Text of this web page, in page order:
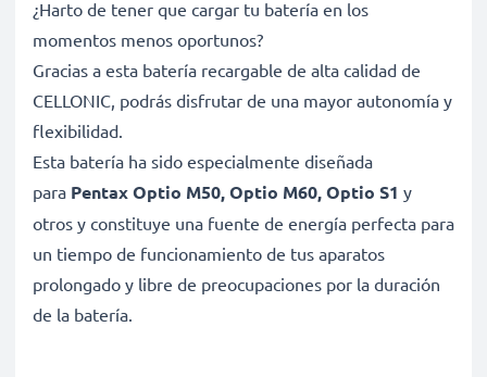
¿Harto de tener que cargar tu batería en los
momentos menos oportunos?
Gracias a esta batería recargable de alta calidad de
CELLONIC, podrás disfrutar de una mayor autonomía y
flexibilidad.
Esta batería ha sido especialmente diseñada
para Pentax Optio M50, Optio M60, Optio S1 y
otros y constituye una fuente de energía perfecta para
un tiempo de funcionamiento de tus aparatos
prolongado y libre de preocupaciones por la duración
de la batería.